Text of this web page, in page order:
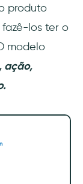
produto
los ter o
modelo
ação,